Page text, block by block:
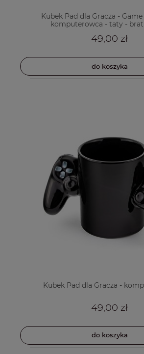
Kubek Pad dla Gracza -
komputerowca - taty - brat
49,00 zł
do koszyka
Kubek Pad dla Gracza -
49,00 zł
do koszyka